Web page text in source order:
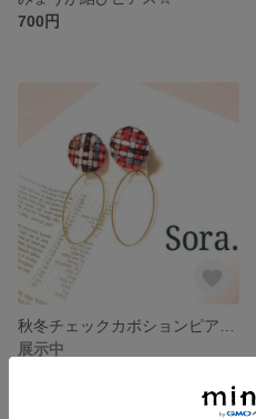
700円
展示中